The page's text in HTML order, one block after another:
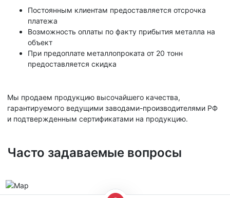
Постоянным клиентам предоставляется отсрочка
платежа
Возможность оплаты по факту прибытия металла на
объект
При предоплате металлопроката от 20 тонн
предоставляется скидка
Мы продаем продукцию высочайшего качества,
гарантируемого ведущими заводами-производителями РФ
и подтвержденным сертификатами на продукцию.
Часто задаваемые вопросы